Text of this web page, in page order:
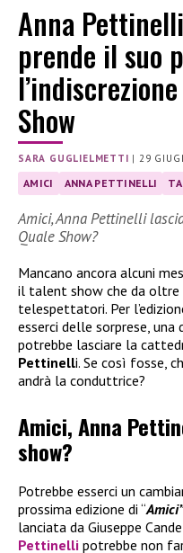
Anna
prende il suo
Show
SARA GUGLIELMETTI | 29
AMICI ANNA PETTINELLI
Amici, Anna Pettinelli
Quale Show?
Mancano ancora alcuni
il talent show che da oltre
telespettatori. Per
esserci delle sorprese,
potrebbe lasciare la
Pettinelli. Se così fosse,
andrà la conduttrice?
Amici, Anna
show?
Potrebbe esserci un
prossima edizione di “Amici”
lanciata da Giuseppe
Pettinelli potrebbe non